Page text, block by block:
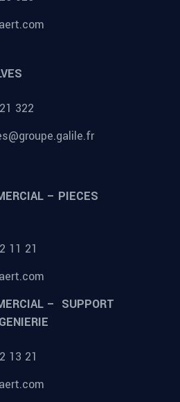
322
– PIECES
11 21
– SUPPORT
13 21